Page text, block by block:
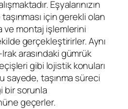
Eşyalarınızın
için gerekli olan
ve montaj işlemlerini
gerçekleştirirler. Aynı
arasındaki gümrük
gibi lojistik konuları
sayede, taşınma süreci
bir sorunla
geçerler.